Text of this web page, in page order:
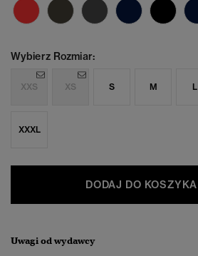
Wybierz Rozmiar:
XXS XS S M L
XXXL
DODAJ DO KOSZYKA
Uwagi od wydawcy